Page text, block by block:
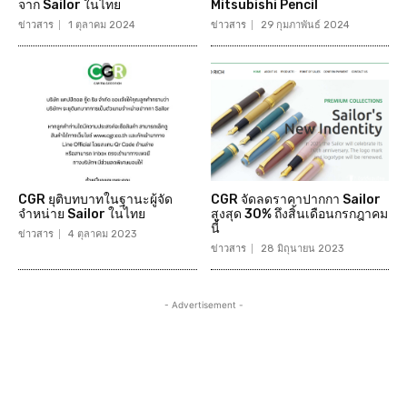
จาก Sailor ในไทย
ข่าวสาร 1 ตุลาคม 2024
Mitsubishi Pencil
ข่าวสาร 29 กุมภาพันธ์ 2024
CGR ยุติบทบาทในฐานะผู้จัด
จำหน่าย Sailor ในไทย
ข่าวสาร 4 ตุลาคม 2023
CGR จัดลดราคาปากกา Sailor
สูงสุด 30% ถึงสิ้นเดือนกรกฎาคม
นี้
ข่าวสาร 28 มิถุนายน 2023
- Advertisement -